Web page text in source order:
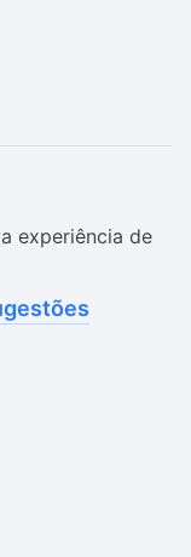
experiência de